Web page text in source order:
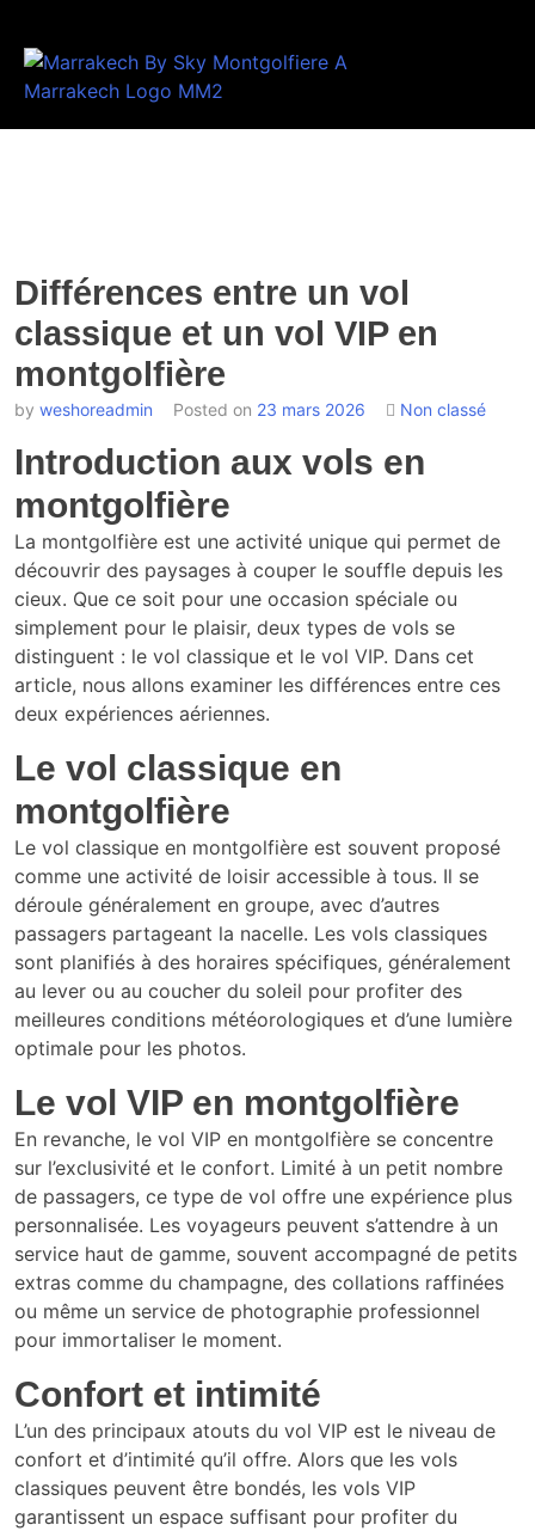
Différences entre un vol
classique et un vol VIP en
montgolfière
by weshoreadmin Posted on 23 mars 2026 Non classé
Introduction aux vols en
montgolfière
La montgolfière est une activité unique qui permet de
découvrir des paysages à couper le souffle depuis les
cieux. Que ce soit pour une occasion spéciale ou
simplement pour le plaisir, deux types de vols se
distinguent : le vol classique et le vol VIP. Dans cet
article, nous allons examiner les différences entre ces
deux expériences aériennes.
Le vol classique en
montgolfière
Le vol classique en montgolfière est souvent proposé
comme une activité de loisir accessible à tous. Il se
déroule généralement en groupe, avec d’autres
passagers partageant la nacelle. Les vols classiques
sont planifiés à des horaires spécifiques, généralement
au lever ou au coucher du soleil pour profiter des
meilleures conditions météorologiques et d’une lumière
optimale pour les photos.
Le vol VIP en montgolfière
En revanche, le vol VIP en montgolfière se concentre
sur l’exclusivité et le confort. Limité à un petit nombre
de passagers, ce type de vol offre une expérience plus
personnalisée. Les voyageurs peuvent s’attendre à un
service haut de gamme, souvent accompagné de petits
extras comme du champagne, des collations raffinées
ou même un service de photographie professionnel
pour immortaliser le moment.
Confort et intimité
L’un des principaux atouts du vol VIP est le niveau de
confort et d’intimité qu’il offre. Alors que les vols
classiques peuvent être bondés, les vols VIP
garantissent un espace suffisant pour profiter du